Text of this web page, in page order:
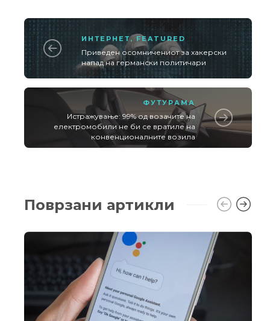
ИНТЕРНЕТ, FEATURED
Приведен осомничениот за хакерски
напад на германски политичари
ФУТУРАМА
Истражување: 99% од возачите на
електромобили не би се вратиле на
конвенционалните возила
Поврзани артикли